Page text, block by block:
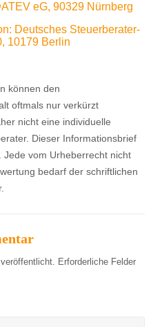
eG, 90329 Nürnberg
Deutsches Steuerberater-
10179 Berlin
können den
oftmals nur verkürzt
nicht eine individuelle
Dieser Informationsbrief
vom Urheberrecht nicht
bedarf der schriftlichen
Erforderliche Felder